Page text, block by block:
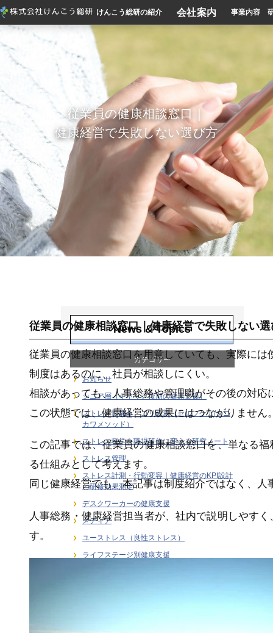
けんこう総研の紹介 会社案内 事業内容
従業員の健康相談窓口｜
健康経営で失敗しない選び方
従業員の健康相談窓口｜健康経営で失敗しない選
従業員の健康相談窓口を用意していても、実際に
制度はあるのに、社員が相談しにくい。
相談があっても、人事総務や管理職がその後の対応
この状態では、健康経営の成果にはつながりません
この記事では、従業員の健康相談窓口を、単なる
る仕組みとして考えます。
同じ健康経営でも、本記事は制度紹介ではなく、
人事総務・健康経営担当者が、社内で説明しやす
す。
News & Topics
カテゴリー
お知らせ
シニア層（キャリア後期の健康支援）
ストレス性痛み・コリ改善（セルフケア/タニ
カワメソッド）
ストレス科学を職場研修に変える研究ノート
ストレス管理
ストレス計測・行動変容｜健康経営のKPI設計
と研修効果測定
デスクワーカーの健康支援
メディア
ユーストレス（良性ストレス）
ライフステージ別健康支援